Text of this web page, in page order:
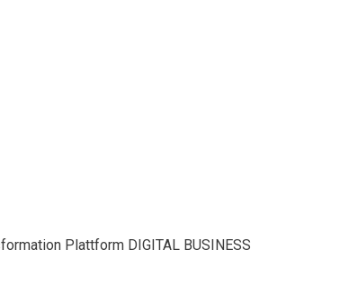
Plattform DIGITAL BUSINESS